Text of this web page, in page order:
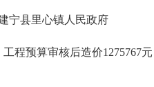
宁县里心镇人民政府
工程预算审核后造价1275767